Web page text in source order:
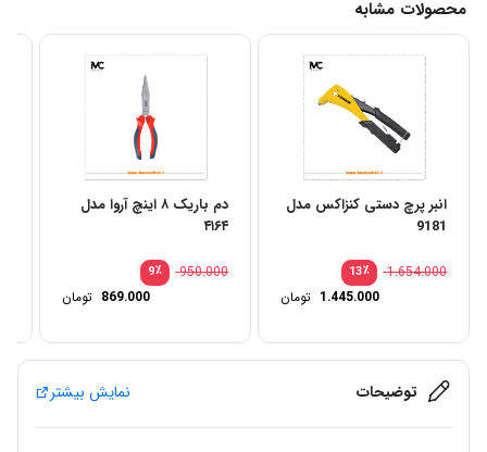
محصولات مشابه
انبر پرچ دستی کنزاکس مدل
9181
٪13
1.654.000
1.445.000 تومان
دم باریک ۸ اینچ آروا مدل
۴۱۶۴
٪9
950.000
869.000 تومان
توضیحات نمایش بیشتر